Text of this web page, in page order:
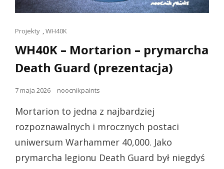
Linki
kotów
Projekty ,WH40K
WH40K – Mortarion – prymarcha
Death Guard (prezentacja)
Opublikowano
7 maja 2026 noocnikpaints
Mortarion to jedna z najbardziej
rozpoznawalnych i mrocznych postaci
uniwersum Warhammer 40,000. Jako
prymarcha legionu Death Guard był niegdyś